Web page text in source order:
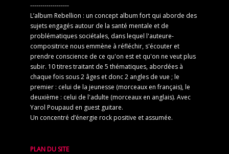
-------------------
L’album Rebellion : un concept album fort qui aborde des
sujets engagés autour de la santé mentale et de
problématiques sociétales, dans lequel l'auteure-
compositrice nous emmène à réfléchir, s'écouter et
prendre conscience de ce qu'on est et qu'on ne veut plus
subir. 10 titres traitant de 5 thématiques, abordées à
chaque fois sous 2 âges et donc 2 angles de vue ; le
premier : celui de la jeunesse (morceaux en français), le
deuxième : celui de l'adulte (morceaux en anglais). Avec
Yarol Poupaud en guest guitare.
Un concentré d’énergie rock positive et assumée.
PLAN DU SITE